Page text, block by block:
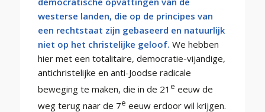
westerse landen, die op de principes van
een rechtstaat zijn gebaseerd en natuurlijk
niet op het christelijke geloof. We hebben
hier met een totalitaire, democratie-vijandige,
antichristelijke en anti-Joodse radicale
beweging te maken, die in de 21 e eeuw de
weg terug naar de 7e eeuw erdoor wil krijgen.